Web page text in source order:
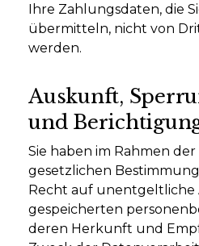
Ihre Zahlungsdaten, die
übermitteln, nicht von
werden.
Auskunft,
und
Sie haben im Rahmen
gesetzlichen
Recht auf
gespeicherten
deren Herkunft und